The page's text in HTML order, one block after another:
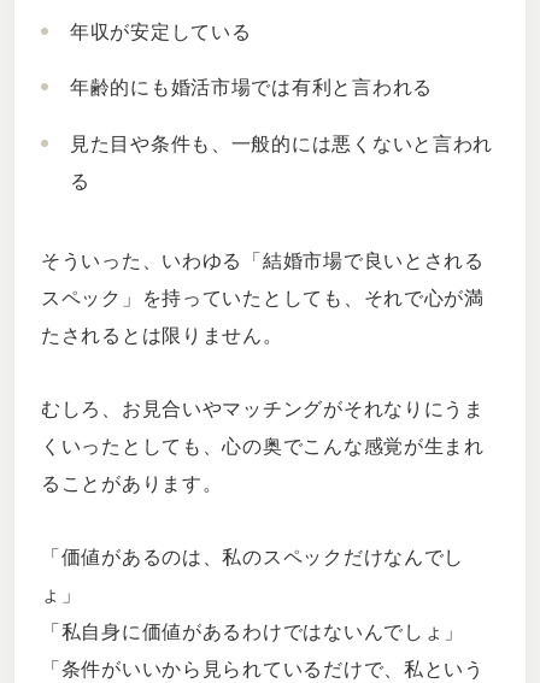
年収が安定している
年齢的にも婚活市場では有利と言われる
見た目や条件も、一般的には悪くないと言われ
る
そういった、いわゆる「結婚市場で良いとされる
スペック」を持っていたとしても、それで心が満
たされるとは限りません。
むしろ、お見合いやマッチングがそれなりにうま
くいったとしても、心の奥でこんな感覚が生まれ
ることがあります。
「価値があるのは、私のスペックだけなんでし
ょ」
「私自身に価値があるわけではないんでしょ」
「条件がいいから見られているだけで、私という